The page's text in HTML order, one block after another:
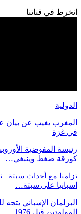
انخرط في قناتنا
الدولية
المغرب يغيب عن بيان
في غزة
رئيسة المفوضية
كورقة ضغط وينبغي…
تزامنا مع أحداث سبتة..
اسبانيا على سبتة…
البرلمان الإسباني
المولودين قبل 1976